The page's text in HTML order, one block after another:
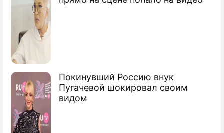
Покинувший Россию внук
Пугачевой шокировал своим
видом